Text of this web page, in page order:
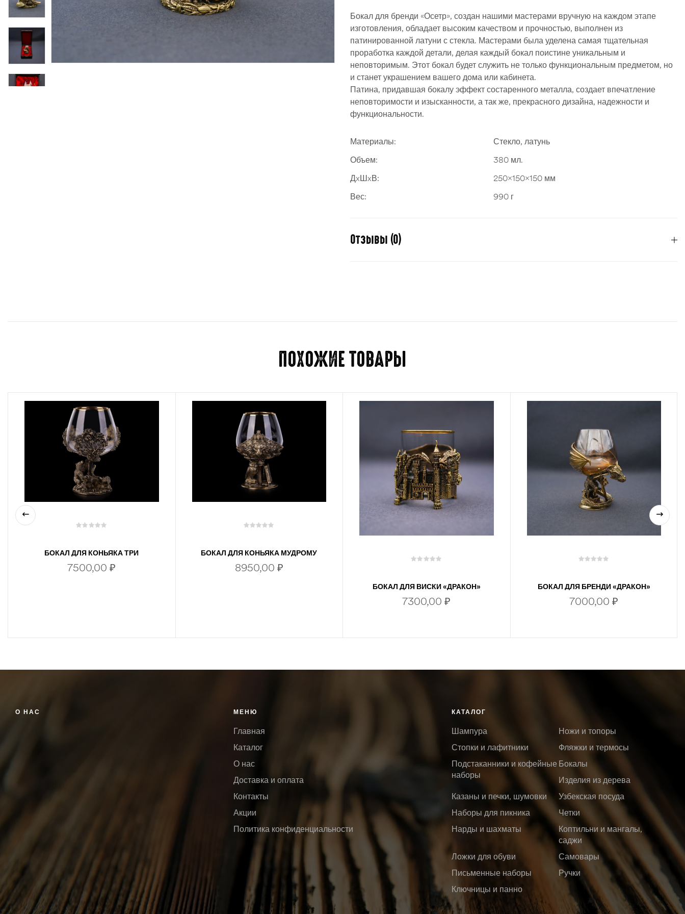
Бокал для бренди «Осетр», создан нашими мастерами вручную на каждом этапе
изготовления, обладает высоким качеством и прочностью, выполнен из
патинированной латуни с стекла. Мастерами была уделена самая тщательная
проработка каждой детали, делая каждый бокал поистине уникальным и
неповторимым. Этот бокал будет служить не только функциональным предметом, но
и станет украшением вашего дома или кабинета.
Патина, придавшая бокалу эффект состаренного металла, создает впечатление
неповторимости и изысканности, а так же, прекрасного дизайна, надежности и
функциональности.
Материалы:
Стекло, латунь
Объем:
380 мл.
ДxШxВ:
250x150x150 мм
Вес:
990 г
Отзывы (0)
ПОХОЖИЕ ТОВАРЫ
БОКАЛ ДЛЯ КОНЬЯКА ТРИ
МЕДВЕДЯ (СЕРИЯ ПРЕМИУМ)
7500,00₽
БОКАЛ ДЛЯ КОНЬЯКА МУДРОМУ
РУКОВОДИТЕЛЮ
8950,00 ₽
БОКАЛ ДЛЯ ВИСКИ «ДРАКОН»
7300,00₽
БОКАЛ ДЛЯ БРЕНДИ «ДРАКОН»
7000,00₽
О НАС МЕНЮ
Главная
Каталог
О нас
Доставка и оплата
Контакты
Акции
Политика конфиденциальности
КАТАЛОГ
Шампура
Ножи и топоры
Стопки и лафитники
Фляжки и термосы
Подстаканники и кофейные
наборы
Бокалы
Изделия из дерева
Казаны и печки, шумовки
Узбекская посуда
Наборы для пикника
Четки
Нарды и шахматы
Коптильни и мангалы,
саджи
Ложки для обуви
Самовары
Письменные наборы
Ручки
Ключницы и панно